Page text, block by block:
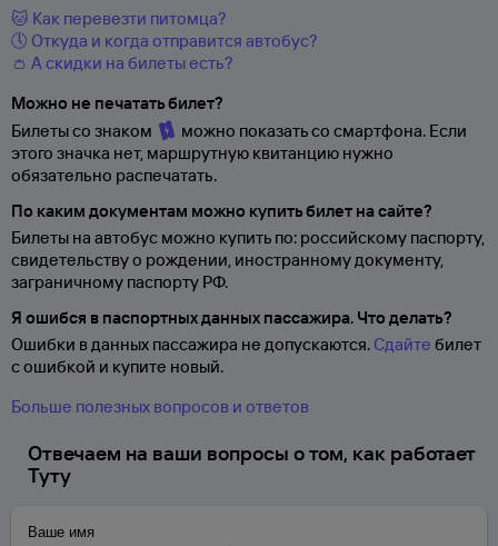
🐱 Как перевезти питомца?
🕔 Откуда и когда отправится автобус?
👛 А скидки на билеты есть?
Можно не печатать билет?
Билеты со знаком
можно показать со смартфона. Если
этого значка нет, маршрутную квитанцию нужно
обязательно распечатать.
По каким документам можно купить билет на сайте?
Билеты на автобус можно купить по: российскому паспорту,
свидетельству о рождении, иностранному документу,
заграничному паспорту РФ.
Я ошибся в паспортных данных пассажира. Что делать?
Ошибки в данных пассажира не допускаются. Сдайте билет
с ошибкой и купите новый.
Больше полезных вопросов и ответов
Отвечаем на ваши вопросы о том, как работает
Туту
Ваше имя